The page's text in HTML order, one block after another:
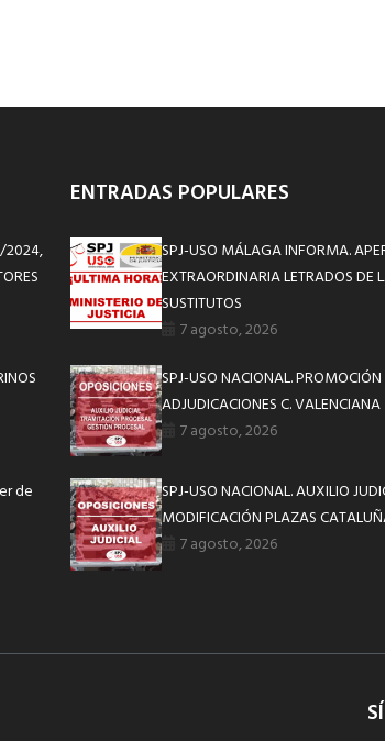
2024,
de
ENTRADAS POPULARES
SPJ-USO MÁLAGA INFORMA.
EXTRAORDINARIA LETRADOS DE
SUSTITUTOS
7 agosto, 2026
SPJ-USO NACIONAL.
ADJUDICACIONES C. VALENCIANA
7 agosto, 2026
SPJ-USO NACIONAL. AUXILIO
MODIFICACIÓN PLAZAS
7 agosto, 2026